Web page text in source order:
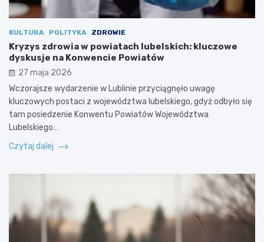
KULTURA POLITYKA ZDROWIE
Kryzys zdrowia w powiatach lubelskich: kluczowe
dyskusje na Konwencie Powiatów
27 maja 2026
Wczorajsze wydarzenie w Lublinie przyciągnęło uwagę
kluczowych postaci z województwa lubelskiego, gdyż odbyło się
tam posiedzenie Konwentu Powiatów Województwa
Lubelskiego…
Czytaj dalej